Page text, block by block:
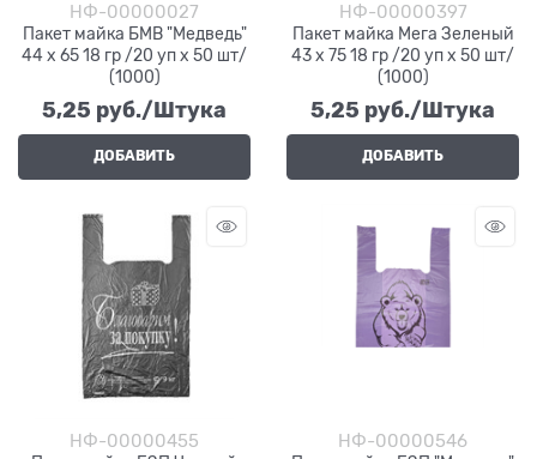
НФ-00000027
Пакет майка БМВ "Медведь"
44 х 65 18 гр /20 уп х 50 шт/
(1000)
5,25 руб./Штука
ДОБАВИТЬ
НФ-00000397
Пакет майка Мега Зеленый
43 х 75 18 гр /20 уп х 50 шт/
(1000)
5,25 руб./Штука
ДОБАВИТЬ
НФ-00000455
НФ-00000546